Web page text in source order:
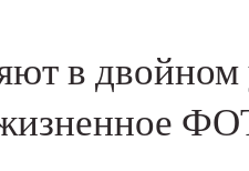
в двойном